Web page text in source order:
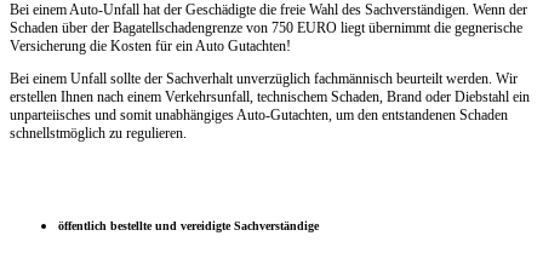
Bei einem Auto-Unfall hat der Geschädigte die freie Wahl des Sachverständigen. Wenn der
Schaden über der Bagatellschadengrenze von 750 EURO liegt übernimmt die gegnerische
Versicherung die Kosten für ein Auto Gutachten!
Bei einem Unfall sollte der Sachverhalt unverzüglich fachmännisch beurteilt werden. Wir
erstellen Ihnen nach einem Verkehrsunfall, technischem Schaden, Brand oder Diebstahl ein
unparteiisches und somit unabhängiges Auto-Gutachten, um den entstandenen Schaden
schnellstmöglich zu regulieren.
öffentlich bestellte und vereidigte Sachverständige